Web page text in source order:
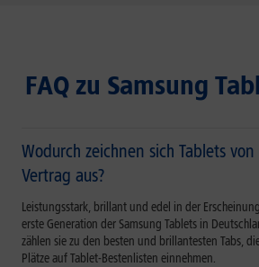
FAQ zu Samsung
Wodurch zeichnen sich Tablets
Vertrag aus?
Leistungsstark, brillant und edel in der
erste Generation der Samsung Tablets in
zählen sie zu den besten und brillantesten Tabs,
Plätze auf Tablet-Bestenlisten einnehmen.